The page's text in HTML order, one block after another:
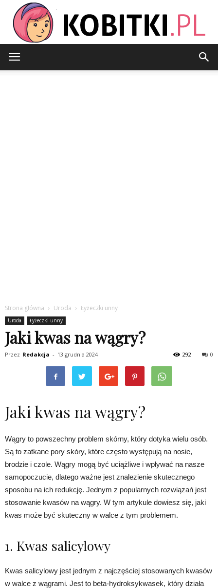
Strona główna Uroda Łyżeczki unny
Uroda Łyżeczki unny
Jaki kwas na wągry?
Przez Redakcja - 13 grudnia 2024 0
292
Jaki kwas na wągry?
Wągry to powszechny problem skórny, który dotyka wielu osób.
Są to zatkane pory skóry, które często występują na nosie,
brodzie i czole. Wągry mogą być uciążliwe i wpływać na nasze
samopoczucie, dlatego ważne jest znalezienie skutecznego
sposobu na ich redukcję. Jednym z popularnych rozwiązań jest
stosowanie kwasów na wągry. W tym artykule dowiesz się, jaki
kwas może być skuteczny w walce z tym problemem.
1. Kwas salicylowy
Kwas salicylowy jest jednym z najczęściej stosowanych kwasów
w walce z wągrami. Jest to beta-hydroksykwasek, który działa